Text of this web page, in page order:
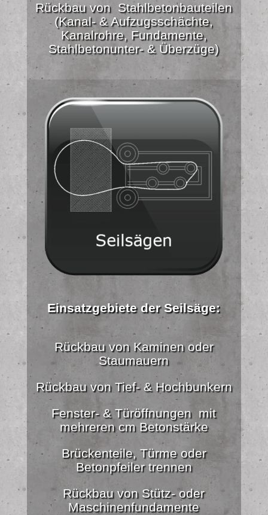
Rückbau von Stahlbetonbauteilen
(Kanal- & Aufzugsschächte,
Kanalrohre, Fundamente,
Stahlbetonunter- & Überzüge)
Einsatzgebiete der Seilsäge:
Rückbau von Kaminen oder
Staumauern
Rückbau von Tief- & Hochbunkern
Fenster- & Türöffnungen mit
mehreren cm Betonstärke
Brückenteile, Türme oder
Betonpfeiler trennen
Rückbau von Stütz- oder
Maschinenfundamente